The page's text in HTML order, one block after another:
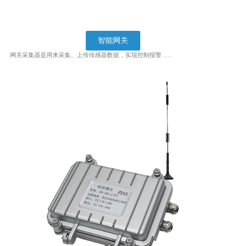
智能网关
网关采集器是用来采集、上传传感器数据，实现控制报警 ……